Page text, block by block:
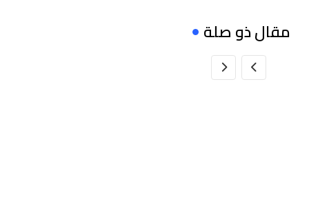
مقال ذو صلة